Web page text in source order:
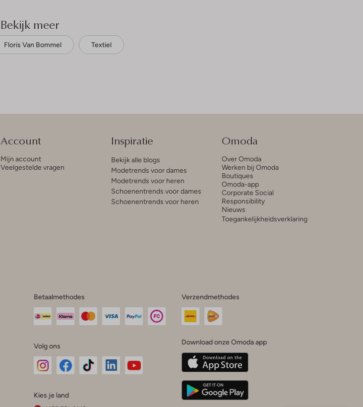
Bekijk meer
Floris Van Bommel Textiel
Account
Mijn account
Veelgestelde vragen
Inspiratie
Bekijk alle blogs
Modetrends voor dames
Modetrends voor heren
Schoenentrends voor dames
Schoenentrends voor heren
Omoda
Over Omoda
Werken bij Omoda
Boutiques
Omoda-app
Corporate Social
Responsibility
Nieuws
Toegankelijkheidsverklaring
Betaalmethodes
Volg ons
InstagramFacebook
Kies je land
Verzendmethodes
Download onze Omoda app